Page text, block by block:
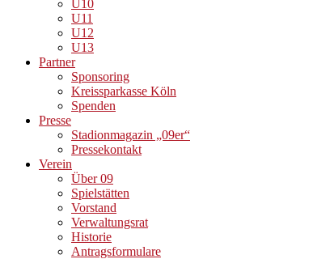
U10
U11
U12
U13
Partner
Sponsoring
Kreissparkasse Köln
Spenden
Presse
Stadionmagazin „09er“
Pressekontakt
Verein
Über 09
Spielstätten
Vorstand
Verwaltungsrat
Historie
Antragsformulare